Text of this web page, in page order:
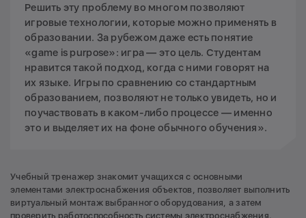
Решить эту проблему во многом позволяют
игровые технологии, которые можно применять в
образовании. За рубежом даже есть понятие
«game is purpose»: игра — это цель. Студентам
нравится такой подход, когда с ними говорят на
их языке. Игры по сравнению со стандартным
образованием, позволяют не только увидеть, но и
поучаствовать в каком-либо процессе — именно
это и выделяет их на фоне обычного обучения».
Учебный тренажер знакомит учащихся с основными
элементами электроснабжения объектов, позволяет выполнить
виртуальный монтаж выбранного оборудования, а затем
проверить работоспособность системы электроснабжения.